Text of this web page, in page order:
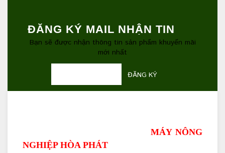
ĐĂNG KÝ MAIL NHẬN TIN
Bạn sẽ được nhận thông tin sản phẩm khuyến mãi
mới nhất
ĐĂNG KÝ
MÁY NÔNG
NGHIỆP HÒA PHÁT